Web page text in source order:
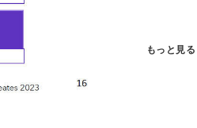
もっと見る